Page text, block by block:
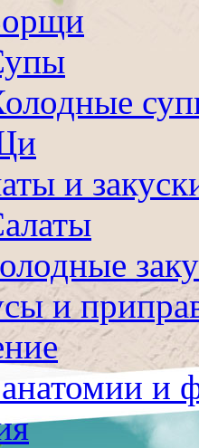
и
и
и